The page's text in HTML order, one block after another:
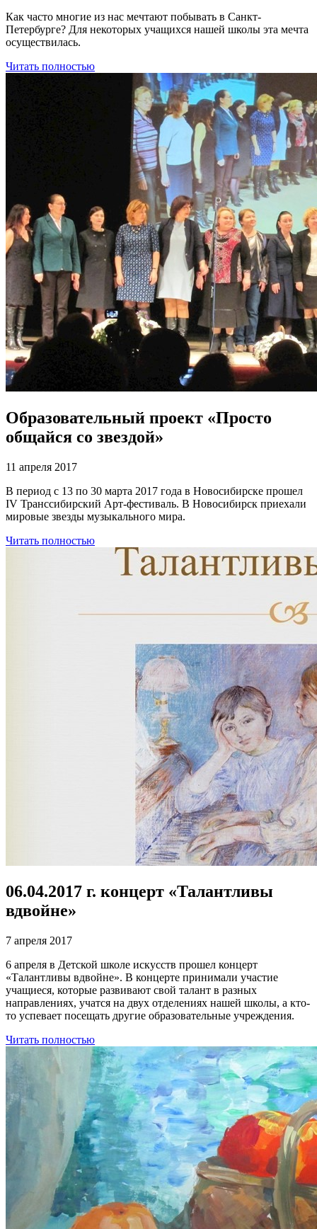
Как часто многие из нас мечтают побывать в Санкт-
Петербурге? Для некоторых учащихся нашей школы эта мечта
осуществилась.
Читать полностью
Образовательный проект «Просто
общайся со звездой»
11 апреля 2017
В период с 13 по 30 марта 2017 года в Новосибирске прошел
IV Транссибирский Арт-фестиваль. В Новосибирск приехали
мировые звезды музыкального мира.
Читать полностью
06.04.2017 г. концерт «Талантливы
вдвойне»
7 апреля 2017
6 апреля в Детской школе искусств прошел концерт
«Талантливы вдвойне». В концерте принимали участие
учащиеся, которые развивают свой талант в разных
направлениях, учатся на двух отделениях нашей школы, а кто-
то успевает посещать другие образовательные учреждения.
Читать полностью